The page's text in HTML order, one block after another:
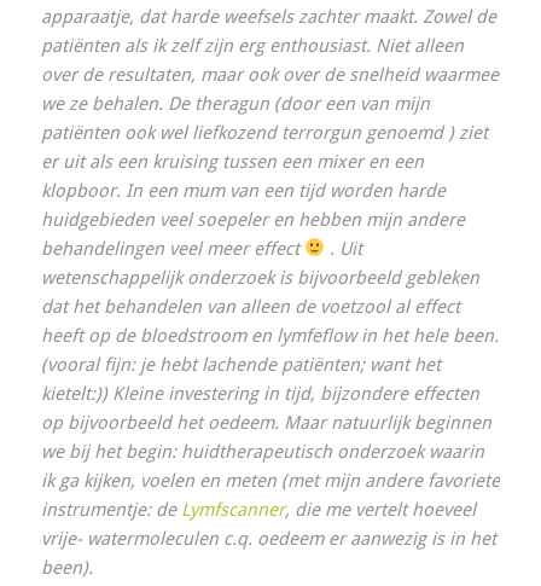
apparaatje, dat harde weefsels zachter maakt. Zowel de
patiënten als ik zelf zijn erg enthousiast. Niet alleen
over de resultaten, maar ook over de snelheid waarmee
we ze behalen. De theragun (door een van mijn
patiënten ook wel liefkozend terrorgun genoemd ) ziet
er uit als een kruising tussen een mixer en een
klopboor. In een mum van een tijd worden harde
huidgebieden veel soepeler en hebben mijn andere
behandelingen veel meer effect
. Uit
wetenschappelijk onderzoek is bijvoorbeeld gebleken
dat het behandelen van alleen de voetzool al effect
heeft op de bloedstroom en lymfeflow in het hele been.
(vooral fijn: je hebt lachende patiënten; want het
kietelt:)) Kleine investering in tijd, bijzondere effecten
op bijvoorbeeld het oedeem. Maar natuurlijk beginnen
we bij het begin: huidtherapeutisch onderzoek waarin
ik ga kijken, voelen en meten (met mijn andere favoriete
instrumentje: deLymfscanner, die me vertelt hoeveel
vrije- watermoleculen c.q. oedeem er aanwezig is in het
been).